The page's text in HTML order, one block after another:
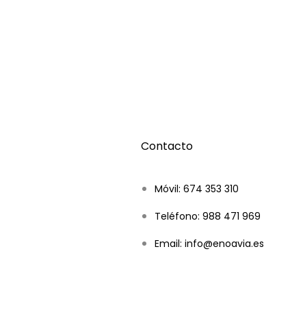
Contacto
Móvil: 674 353 310
Teléfono: 988 471 969
Email: info@enoavia.es